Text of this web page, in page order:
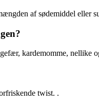
af sødemiddel eller
kardemomme, nellike
twist. .